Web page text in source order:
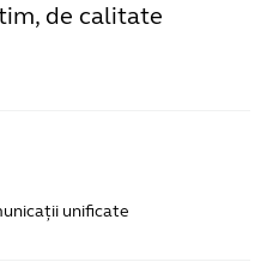
de calitate
unificate